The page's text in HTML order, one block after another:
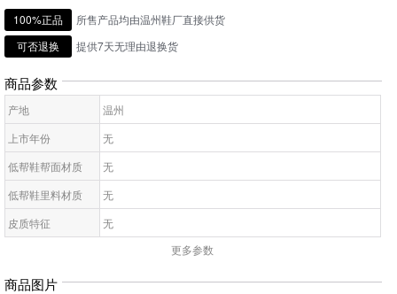
100%正品
所售产品均由温州鞋厂直接供货
可否退换
提供7天无理由退换货
商品参数
产地
温州
上市年份
无
低帮鞋帮面材质
无
低帮鞋里料材质
无
皮质特征
无
低帮鞋开口深度
无
更多参数
商品图片